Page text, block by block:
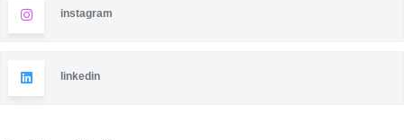
instagram
linkedin